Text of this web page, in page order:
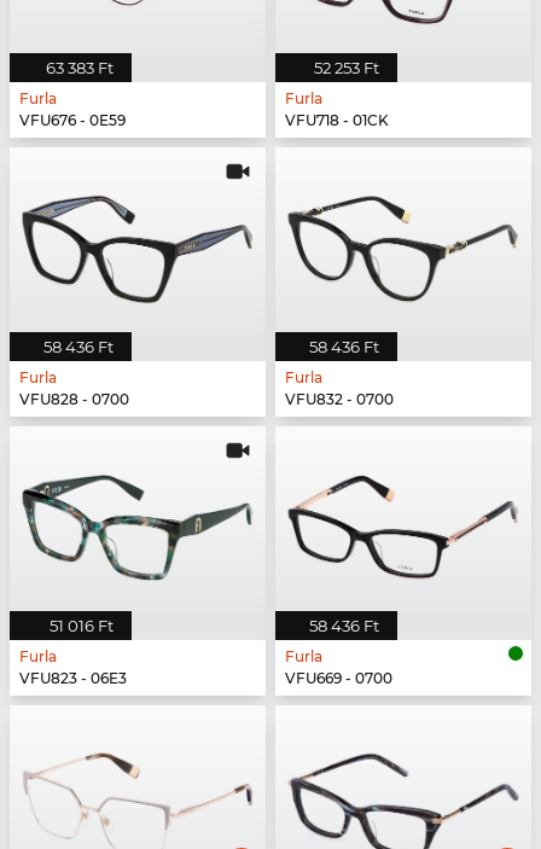
63 383 Ft
Furla
VFU676 - 0E59
52 253 Ft
Furla
VFU718 - 01CK
58 436 Ft
Furla
VFU828 - 0700
58 436 Ft
Furla
VFU832 - 0700
51 016 Ft
Furla
VFU823 - 06E3
58 436 Ft
Furla
VFU669 - 0700